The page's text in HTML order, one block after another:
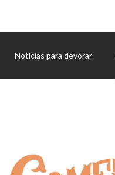
Notícias para devorar